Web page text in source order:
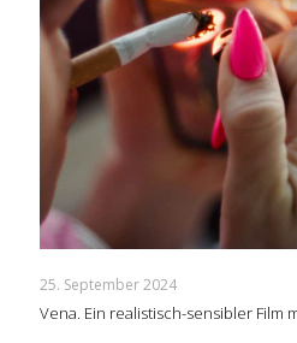
25. September 2024
Vena. Ein realistisch-sensibler Film